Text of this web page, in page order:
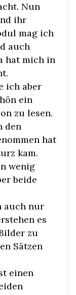
Nun
ihr
mag ich
auch
hat mich in
ich aber
ein
zu lesen.
den
hat
kam.
wenig
beide
auch nur
es
zu
Sätzen
einen